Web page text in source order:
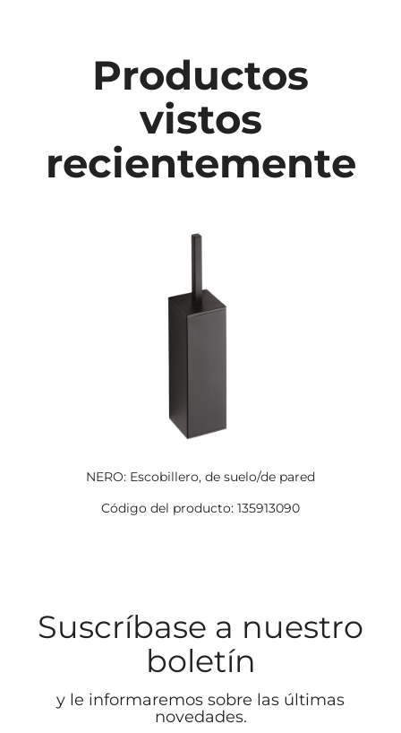
Productos
vistos
recientemente
NERO: Escobillero, de suelo/de pared
Código del producto: 135913090
Suscríbase a nuestro
boletín
y le informaremos sobre las últimas
novedades.